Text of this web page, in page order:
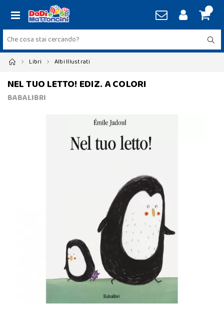
Libri Albi Illustrati
NEL TUO LETTO! EDIZ. A COLORI
BABALIBRI